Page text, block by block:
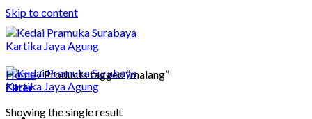
Skip to content
Home/Products tagged “malang”
Filter
Showing the single result